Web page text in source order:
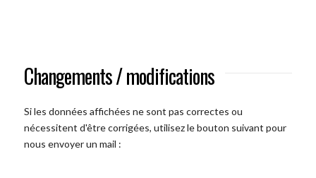
Changements / modifications
Si les données affichées ne sont pas correctes ou
nécessitent d'être corrigées, utilisez le bouton suivant pour
nous envoyer un mail :